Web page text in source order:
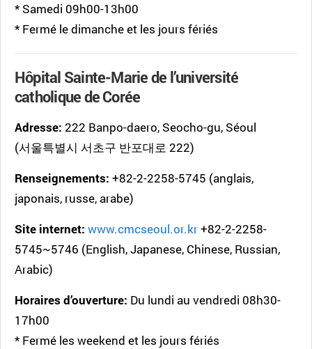
* Samedi 09h00-13h00
* Fermé le dimanche et les jours fériés
Hôpital Sainte-Marie de l’université
catholique de Corée
Adresse: 222 Banpo-daero, Seocho-gu, Séoul
(서울특별시 서초구 반포대로 222)
Renseignements: +82-2-2258-5745 (anglais,
japonais, russe, arabe)
Site internet: www.cmcseoul.or.kr+82-2-2258-
5745~5746 (English, Japanese, Chinese, Russian,
Arabic)
Horaires d’ouverture: Du lundi au vendredi 08h30-
17h00
* Fermé les weekend et les jours fériés